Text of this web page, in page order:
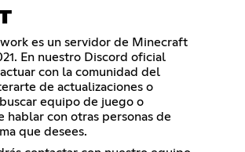
es un servidor de Minecraft
En nuestro Discord oficial
con la comunidad del
de actualizaciones o
equipo de juego o
hablar con otras personas de
que desees.